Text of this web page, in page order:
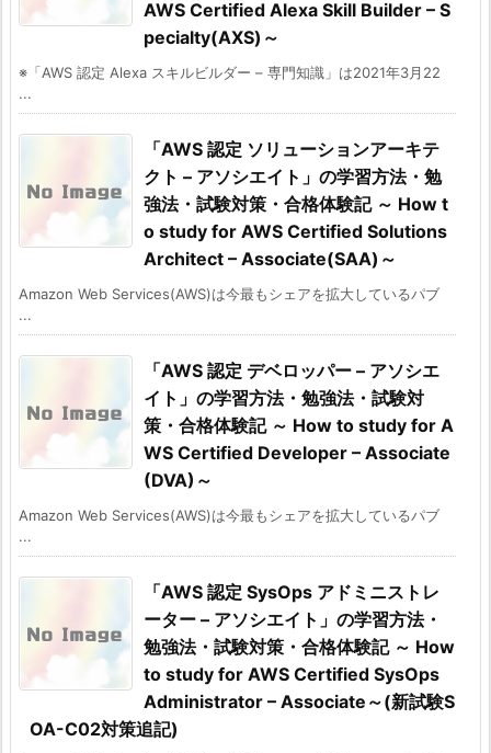
AWS Certified Alexa Skill Builder – S
pecialty(AXS)～
※「AWS 認定 Alexa スキルビルダー – 専門知識」は2021年3月22
...
「AWS 認定 ソリューションアーキテ
クト – アソシエイト」の学習方法・勉
強法・試験対策・合格体験記 ～ How t
o study for AWS Certified Solutions
Architect – Associate(SAA)～
Amazon Web Services(AWS)は今最もシェアを拡大しているパブ
...
「AWS 認定 デベロッパー – アソシエ
イト」の学習方法・勉強法・試験対
策・合格体験記 ～ How to study for A
WS Certified Developer – Associate
(DVA)～
Amazon Web Services(AWS)は今最もシェアを拡大しているパブ
...
「AWS 認定 SysOps アドミニストレ
ーター – アソシエイト」の学習方法・
勉強法・試験対策・合格体験記 ～ How
to study for AWS Certified SysOps
Administrator – Associate～(新試験S
OA-C02対策追記)